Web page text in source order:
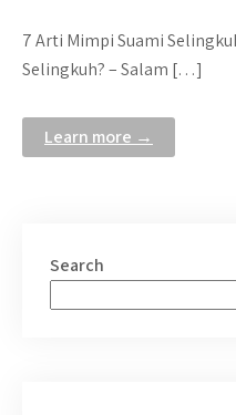
7 Arti Mimpi Suami
Selingkuh? – Salam […]
Learn more →
Search